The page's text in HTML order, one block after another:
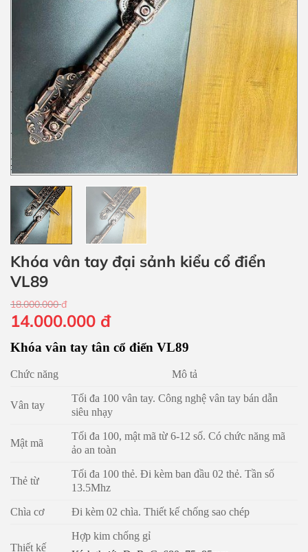
Khóa vân tay đại sảnh kiểu cổ điển
VL89
18.000.000đ
Giá
là:
18.000.000 đ.
14.000.000 đGiá
tại
Khóa vân tay tân cổ điển VL89
Chức năng Mô tả
Vân tay
Tối đa 100 vân tay. Công nghệ vân tay bán dẫn
siêu nhạy
Mật mã
Tối đa 100, mật mã từ 6-12 số. Có chức năng mã
ảo an toàn
Thẻ từ
Tối đa 100 thẻ. Đi kèm ban đầu 02 thẻ. Tần số
13.5Mhz
Chìa cơ Đi kèm 02 chìa. Thiết kế chống sao chép
Thiết kế
Hợp kim chống gỉ